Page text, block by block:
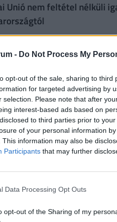
- Do Not Process My
opt-out of the sale, sharing to
for targeted advertising by
selection. Please note that after
interest-based ads based on
to third parties prior to
of your personal information
This information may also be
Participants that may further
Data Processing Opt Outs
opt-out of the Sharing of my
Unió nem feltétel nélküli
miniszter csapata:
jön az áfacsökkentés a
olcsóbb
csatlakozott a
Korábban az MTI és
#debrecen
dávid
#tisza párt